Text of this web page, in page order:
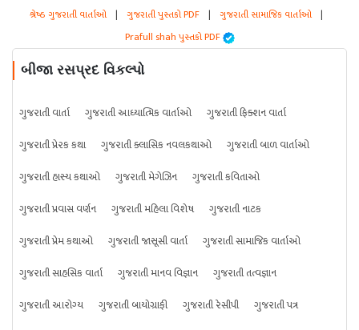
શ્રેષ્ઠ ગુજરાતી વાર્તાઓ | ગુજરાતી પુસ્તકો PDF | ગુજરાતી સામાજિક વાર્તાઓ |
Prafull shah પુસ્તકો PDF
બીજા રસપ્રદ વિકલ્પો
ગુજરાતી વાર્તા ગુજરાતી આધ્યાત્મિક વાર્તાઓ
ગુજરાતી ફિક્શન વાર્તા
ગુજરાતી પ્રેરક કથા
ગુજરાતી ક્લાસિક નવલકથાઓ
ગુજરાતી બાળ વાર્તાઓ
ગુજરાતી હાસ્ય કથાઓ
ગુજરાતી મેગેઝિન
ગુજરાતી કવિતાઓ
ગુજરાતી પ્રવાસ વર્ણન
ગુજરાતી મહિલા વિશેષ
ગુજરાતી નાટક
ગુજરાતી પ્રેમ કથાઓ
ગુજરાતી જાસૂસી વાર્તા
ગુજરાતી સામાજિક વાર્તાઓ
ગુજરાતી સાહસિક વાર્તા
ગુજરાતી માનવ વિજ્ઞાન
ગુજરાતી તત્વજ્ઞાન
ગુજરાતી આરોગ્ય
ગુજરાતી બાયોગ્રાફી ગુજરાતી રેસીપી
ગુજરાતી પત્ર